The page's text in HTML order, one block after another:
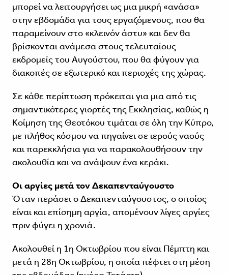
μπορεί να λειτουργήσει ως μια μικρή «ανάσα»
στην εβδομάδα για τους εργαζόμενους, που θα
παραμείνουν στο «κλεινόν άστυ» και δεν θα
βρίσκονται ανάμεσα στους τελευταίους
εκδρομείς του Αυγούστου, που θα φύγουν για
διακοπές σε εξωτερικό και περιοχές της χώρας.
Σε κάθε περίπτωση πρόκειται για μια από τις
σημαντικότερες γιορτές της Εκκλησίας, καθώς η
Κοίμηση της Θεοτόκου τιμάται σε όλη την Κύπρο,
με πλήθος κόσμου να πηγαίνει σε ιερούς ναούς
και παρεκκλήσια για να παρακολουθήσουν την
ακολουθία και να ανάψουν ένα κεράκι.
Οι αργίες μετά τον Δεκαπενταύγουστο
Όταν περάσει ο Δεκαπενταύγουστος, ο οποίος
είναι και επίσημη αργία, απομένουν λίγες αργίες
πριν φύγει η χρονιά.
Ακολουθεί η 1η Οκτωβρίου που είναι Πέμπτη και
μετά η 28η Οκτωβρίου, η οποία πέφτει στη μέση